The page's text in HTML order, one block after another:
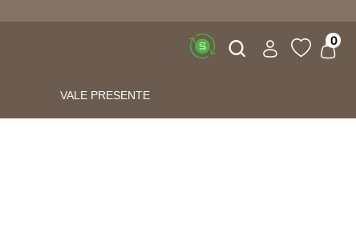
Buscar 0
VALE PRESENTE